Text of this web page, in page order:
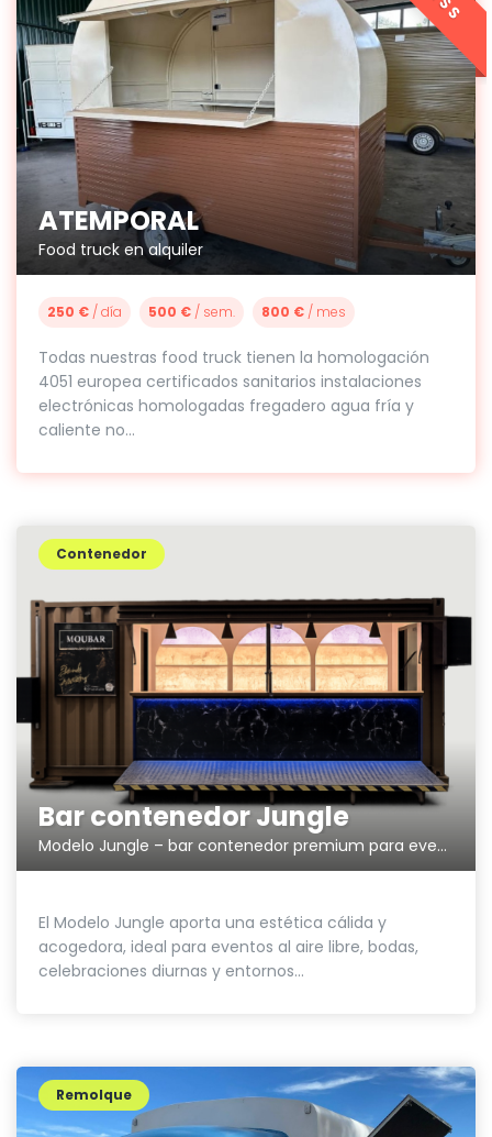
ATEMPORAL
Food truck en alquiler
250 € / día 500 € / sem. 800 € / mes
Todas nuestras food truck tienen la homologación
4051 europea certificados sanitarios instalaciones
electrónicas homologadas fregadero agua fría y
caliente no...
Bar contenedor Jungle
Modelo Jungle – bar contenedor premium para eventos y espacios únicos
Contenedor
El Modelo Jungle aporta una estética cálida y
acogedora, ideal para eventos al aire libre, bodas,
celebraciones diurnas y entornos...
Remolque